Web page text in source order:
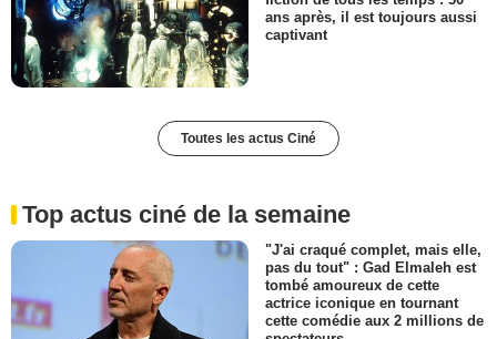
ans après, il est toujours aussi
captivant
Toutes les actus Ciné
Top actus ciné de la semaine
"J'ai craqué complet, mais elle,
pas du tout" : Gad Elmaleh est
tombé amoureux de cette
actrice iconique en tournant
cette comédie aux 2 millions de